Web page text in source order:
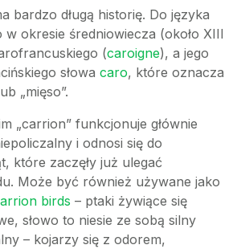
bardzo długą historię. Do języka
w okresie średniowiecza (około XIII
(caroigne), a jego
słowa caro, które oznacza
„mięso”.
„carrion” funkcjonuje głównie
i odnosi się do
które zaczęły już ulegać
Może być również używane jako
birds – ptaki żywiące się
słowo to niesie ze sobą silny
– kojarzy się z odorem,